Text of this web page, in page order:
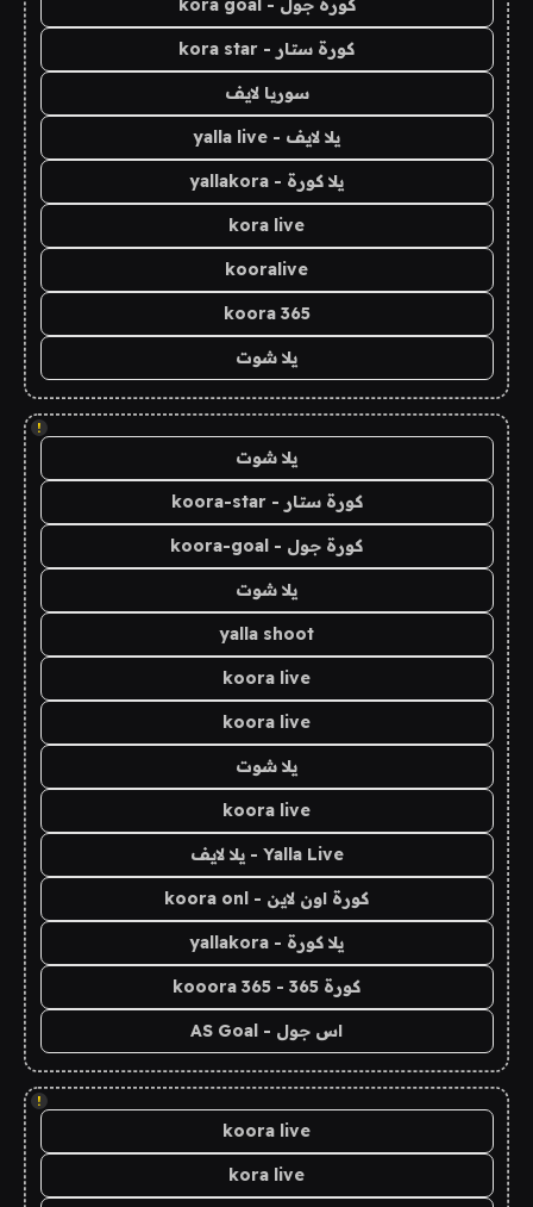
كورة جول - kora goal
كورة ستار - kora star
سوريا لايف
يلا لايف - yalla live
يلا كورة - yallakora
kora live
kooralive
koora 365
يلا شوت
!
يلا شوت
كورة ستار - koora-star
كورة جول - koora-goal
يلا شوت
yalla shoot
koora live
koora live
يلا شوت
koora live
Yalla Live - يلا لايف
كورة اون لاين - koora onl
يلا كورة - yallakora
كورة 365 - kooora 365
اس جول - AS Goal
!
koora live
kora live